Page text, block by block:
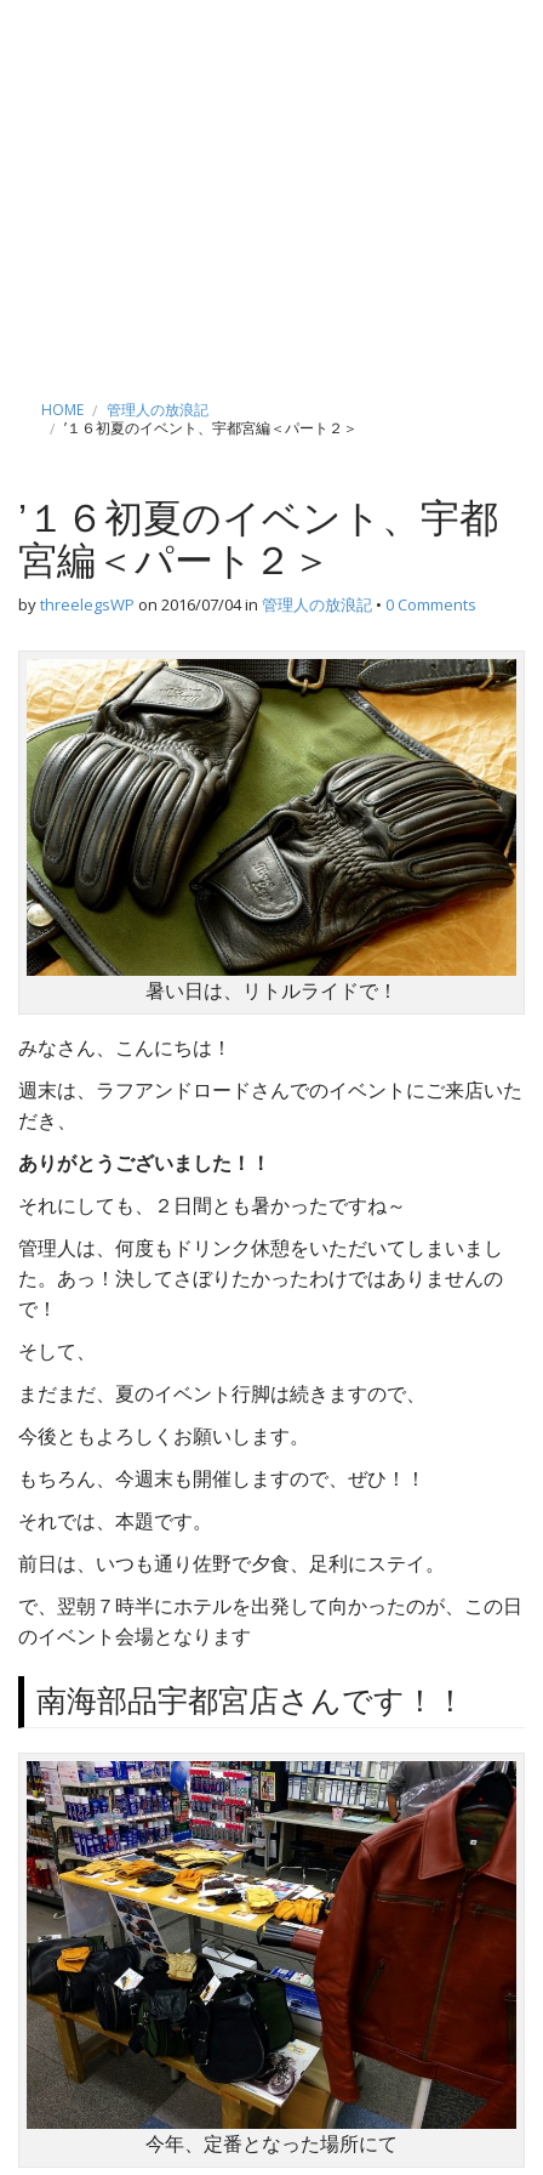
HOME
管理人の放浪記
’１６初夏のイベント、宇都宮編＜パート２＞
’１６初夏のイベント、宇都
宮編＜パート２＞
bythreelegsWP on 2016/07/04in 管理人の放浪記 • 0 Comments
暑い日は、リトルライドで！
みなさん、こんにちは！
週末は、ラフアンドロードさんでのイベントにご来店いた
だき、
ありがとうございました！！
それにしても、２日間とも暑かったですね～
管理人は、何度もドリンク休憩をいただいてしまいまし
た。あっ！決してさぼりたかったわけではありませんの
で！
そして、
まだまだ、夏のイベント行脚は続きますので、
今後ともよろしくお願いします。
もちろん、今週末も開催しますので、ぜひ！！
それでは、本題です。
前日は、いつも通り佐野で夕食、足利にステイ。
で、翌朝７時半にホテルを出発して向かったのが、この日
のイベント会場となります
南海部品宇都宮店さんです！！
今年、定番となった場所にて